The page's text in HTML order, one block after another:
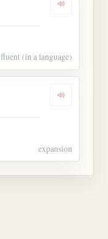
Dengarkan
fluent (in a language)
Dengarkan
expansion